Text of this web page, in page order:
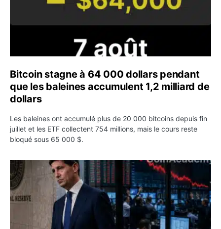
Bitcoin stagne à 64 000 dollars pendant
que les baleines accumulent 1,2 milliard de
dollars
Les baleines ont accumulé plus de 20 000 bitcoins depuis fin
juillet et les ETF collectent 754 millions, mais le cours reste
bloqué sous 65 000 $.
Kevin Warsh maintient sa communication minimaliste